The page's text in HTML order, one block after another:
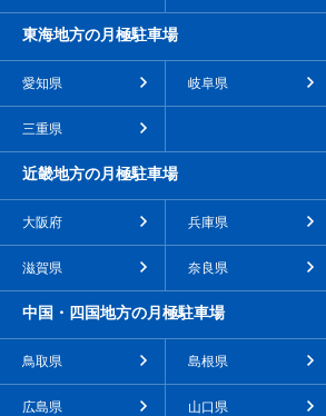
東海地方の月極駐車場
愛知県 岐阜県
三重県
近畿地方の月極駐車場
大阪府 兵庫県
滋賀県 奈良県
中国・四国地方の月極駐車場
鳥取県 島根県
広島県 山口県